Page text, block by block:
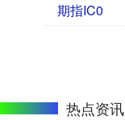
期指IC0
热点资讯